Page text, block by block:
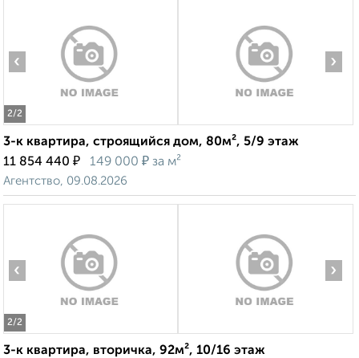
2/2
‹ ›
3-к квартира, строящийся дом, 80м², 5/9 этаж
11 854 440 ₽ 149 000 ₽ за м²
Агентство, 09.08.2026
2/2
‹ ›
3-к квартира, вторичка, 92м², 10/16 этаж